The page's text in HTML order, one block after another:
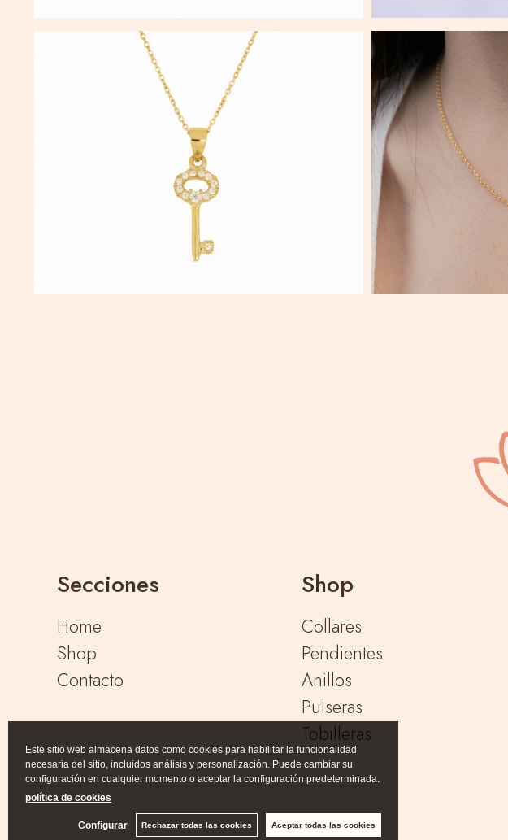
Secciones
Home
Shop
Contacto
Shop
Collares
Pendientes
Anillos
Pulseras
Tobilleras
Este sitio web almacena datos como cookies para habilitar la funcionalidad
necesaria del sitio, incluidos análisis y personalización. Puede cambiar su
configuración en cualquier momento o aceptar la configuración predeterminada.
política de cookies
Configurar Rechazar todas las cookies Aceptar todas las cookies